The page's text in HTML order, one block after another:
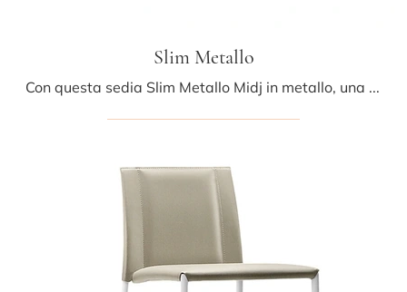
Slim Metallo
Con questa sedia Slim Metallo Midj in metallo, una delle nostre sedute fisse moderne, potrai arricchire i tuoi locali.